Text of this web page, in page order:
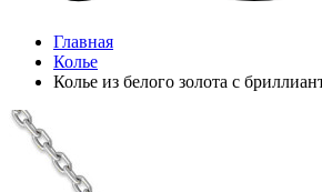
Главная
Колье
Колье из белого золота с